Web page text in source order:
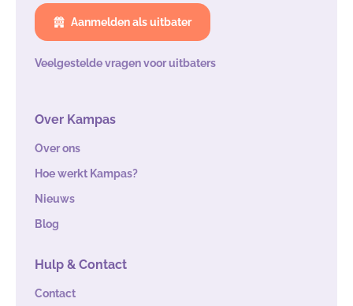
Aanmelden als uitbater
Veelgestelde vragen voor uitbaters
Over Kampas
Over ons
Hoe werkt Kampas?
Nieuws
Blog
Hulp & Contact
Contact